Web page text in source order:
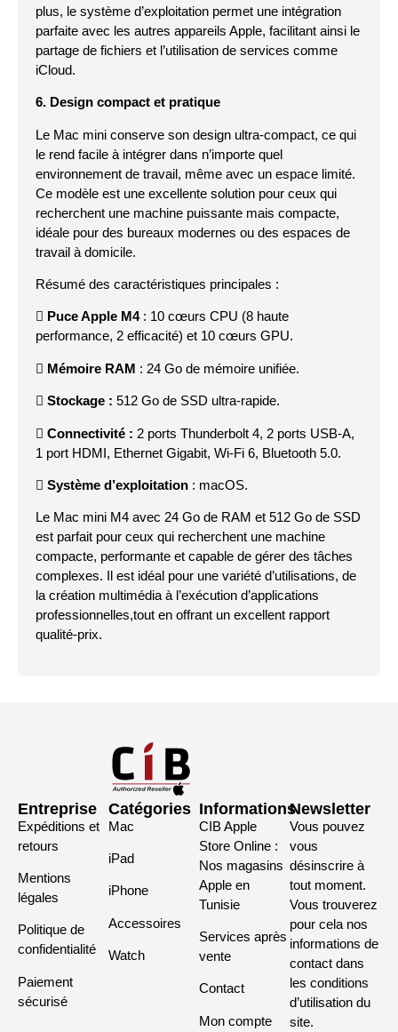
plus, le système d’exploitation permet une intégration
parfaite avec les autres appareils Apple, facilitant ainsi le
partage de fichiers et l’utilisation de services comme
iCloud.
6. Design compact et pratique
Le Mac mini conserve son design ultra-compact, ce qui
le rend facile à intégrer dans n’importe quel
environnement de travail, même avec un espace limité.
Ce modèle est une excellente solution pour ceux qui
recherchent une machine puissante mais compacte,
idéale pour des bureaux modernes ou des espaces de
travail à domicile.
Résumé des caractéristiques principales :
 Puce Apple M4: 10 cœurs CPU (8 haute
performance, 2 efficacité) et 10 cœurs GPU.
 Mémoire RAM : 24 Go de mémoire unifiée.
 Stockage : 512 Go de SSD ultra-rapide.
 Connectivité : 2 ports Thunderbolt 4, 2 ports USB-A,
1 port HDMI, Ethernet Gigabit, Wi-Fi 6, Bluetooth 5.0.
 Système d’exploitation : macOS.
Le Mac mini M4 avec 24 Go de RAM et 512 Go de SSD
est parfait pour ceux qui recherchent une machine
compacte, performante et capable de gérer des tâches
complexes. Il est idéal pour une variété d’utilisations, de
la création multimédia à l’exécution d’applications
professionnelles,tout en offrant un excellent rapport
qualité-prix.
Entreprise
Expéditions et
retours
Mentions
légales
Politique de
confidentialité
Paiement
sécurisé
Catégories
Mac
iPad
iPhone
Accessoires
Watch
Informations
CIB Apple
Store Online :
Nos magasins
Apple en
Tunisie
Services après
vente
Contact
Mon compte
Newsletter
Vous pouvez
vous
désinscrire à
tout moment.
Vous trouverez
pour cela nos
informations de
contact dans
les conditions
d’utilisation du
site.